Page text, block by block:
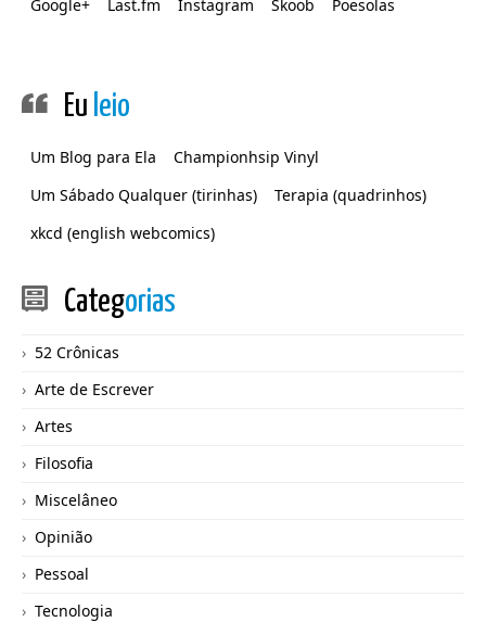
Google+
Last.fm Instagram Skoob Poesolas
Eu leio
Um Blog para Ela
Championhsip Vinyl
Um Sábado Qualquer (tirinhas)
Terapia (quadrinhos)
xkcd (english webcomics)
Categorias
52 Crônicas
Arte de Escrever
Artes
Filosofia
Miscelâneo
Opinião
Pessoal
Tecnologia